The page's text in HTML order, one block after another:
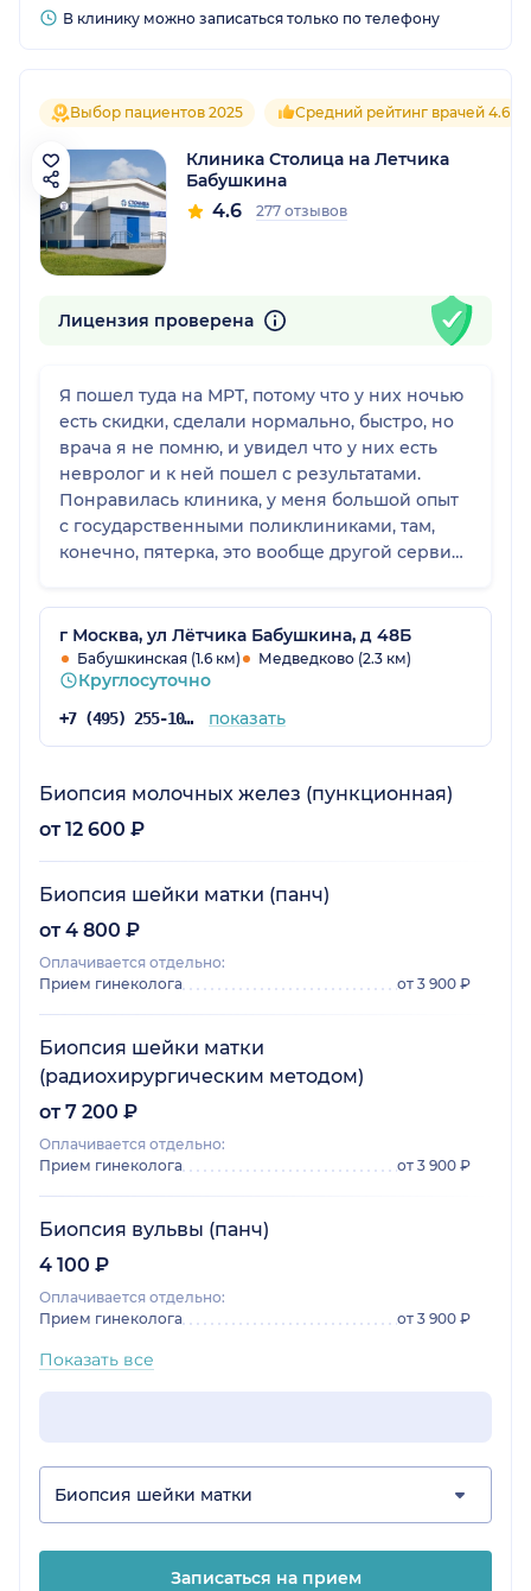
В клинику можно записаться только по телефону
Выбор пациентов 2025 Средний рейтинг врачей 4.6
Клиника Столица на Летчика
Бабушкина
4.6 277 отзывов
Лицензия проверена
Я пошел туда на МРТ, потому что у них ночью
есть скидки, сделали нормально, быстро, но
врача я не помню, и увидел что у них есть
невролог и к ней пошел с результатами.
Понравилась клиника, у меня большой опыт
с государственными поликлиниками, там,
конечно, пятерка, это вообще другой сервис:
г Москва, ул Лётчика Бабушкина, д 48Б
Бабушкинская (1.6 км) Медведково (2.3 км)
Круглосуточно
+7 (495) 255-10-78 показать
Биопсия молочных желез (пункционная)
от 12 600 ₽
Биопсия шейки матки (панч)
от 4 800 ₽
Оплачивается отдельно:
Прием гинеколога
от 3 900 ₽
Биопсия шейки матки
(радиохирургическим методом)
от 7 200 ₽
Оплачивается отдельно:
Прием гинеколога
от 3 900 ₽
Биопсия вульвы (панч)
4 100 ₽
Оплачивается отдельно:
Прием гинеколога
от 3 900 ₽
Показать все
Биопсия шейки матки
Записаться на прием